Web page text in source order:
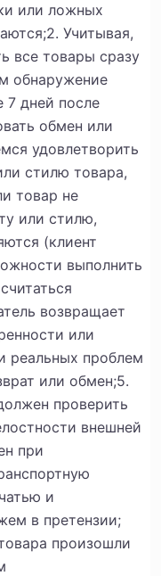
или ложных
2. Учитывая,
все товары сразу
обнаружение
7 дней после
обмен или
удовлетворить
стилю товара,
товар не
или стилю,
(клиент
выполнить
возвращает
или
реальных проблем
или обмен;5.
проверить
внешней
при
и
в претензии;
произошли